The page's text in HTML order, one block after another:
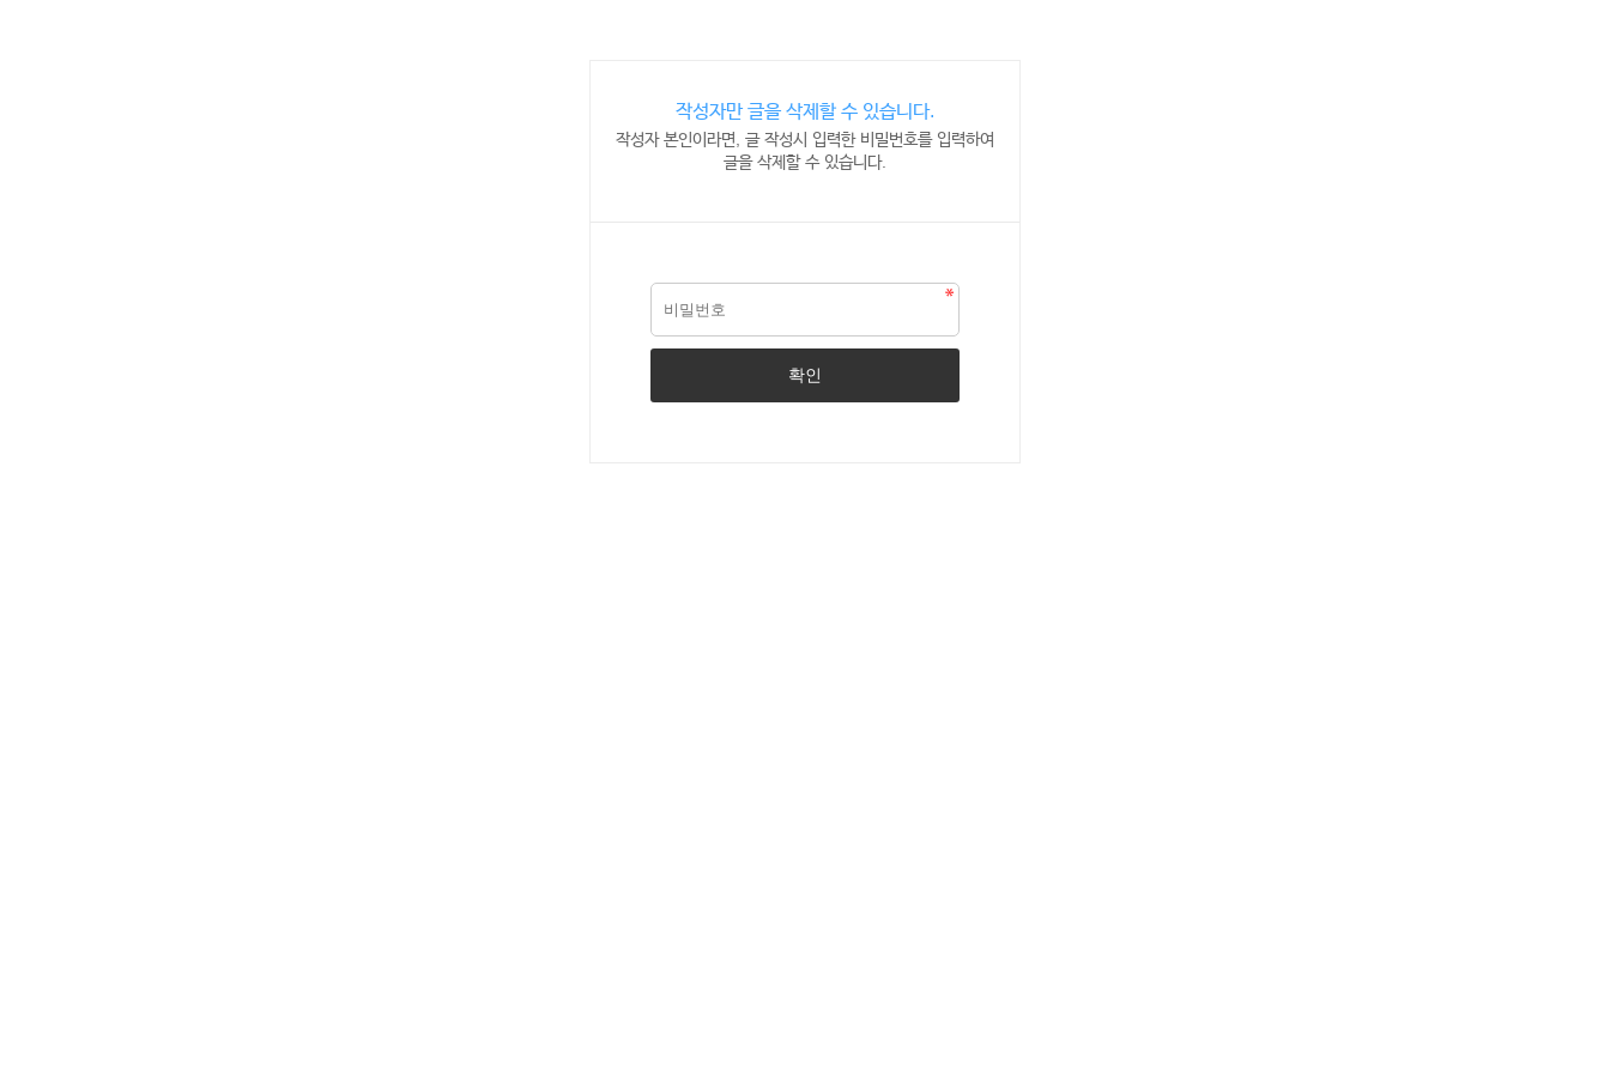
작성자만 글을 삭제할 수 있습니다.
작성자 본인이라면, 글 작성시 입력한 비밀번호를 입력하여
글을 삭제할 수 있습니다.